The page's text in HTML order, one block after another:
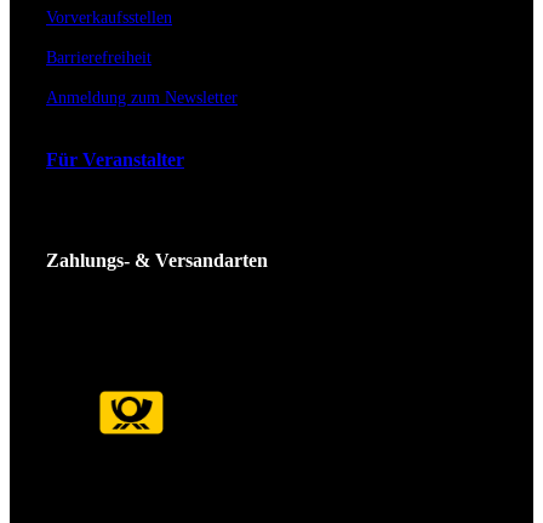
Vorverkaufsstellen
Barrierefreiheit
Anmeldung zum Newsletter
Für Veranstalter
Zahlungs- & Versandarten